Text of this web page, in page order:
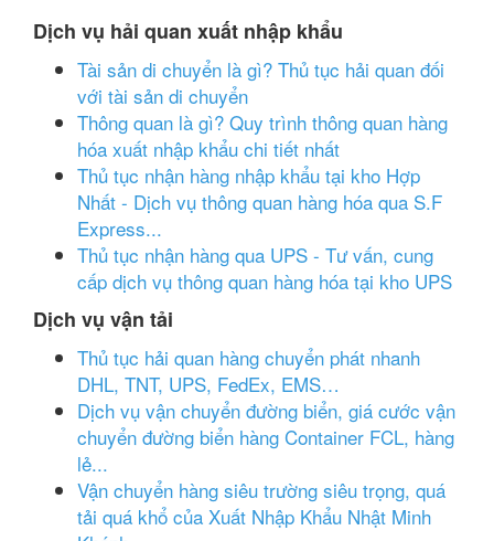
Dịch vụ hải quan xuất nhập khẩu
Tài sản di chuyển là gì? Thủ tục hải quan đối
với tài sản di chuyển
Thông quan là gì? Quy trình thông quan hàng
hóa xuất nhập khẩu chi tiết nhất
Thủ tục nhận hàng nhập khẩu tại kho Hợp
Nhất - Dịch vụ thông quan hàng hóa qua S.F
Express...
Thủ tục nhận hàng qua UPS - Tư vấn, cung
cấp dịch vụ thông quan hàng hóa tại kho UPS
Dịch vụ vận tải
Thủ tục hải quan hàng chuyển phát nhanh
DHL, TNT, UPS, FedEx, EMS…
Dịch vụ vận chuyển đường biển, giá cước vận
chuyển đường biển hàng Container FCL, hàng
lẻ...
Vận chuyển hàng siêu trường siêu trọng, quá
tải quá khổ của Xuất Nhập Khẩu Nhật Minh